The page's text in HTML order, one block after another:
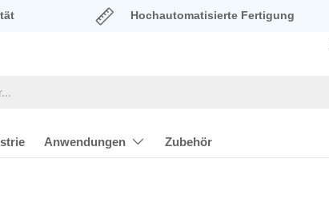
Hochautomatisierte Fertigung
Anwendungen Zubehör